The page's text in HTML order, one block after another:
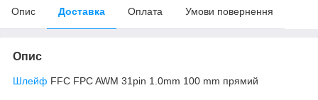
Опис Доставка Оплата Умови повернення
Опис
Шлейф FFC FPC AWM 31pin 1.0mm 100 mm прямий